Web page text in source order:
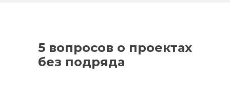
5 вопросов о проектах
без подряда